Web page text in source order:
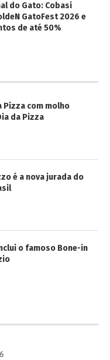
do Gato: Cobasi
GatoFest 2026 e
de até 50%
Pizza com molho
da Pizza
é a nova jurada do
o famoso Bone-in